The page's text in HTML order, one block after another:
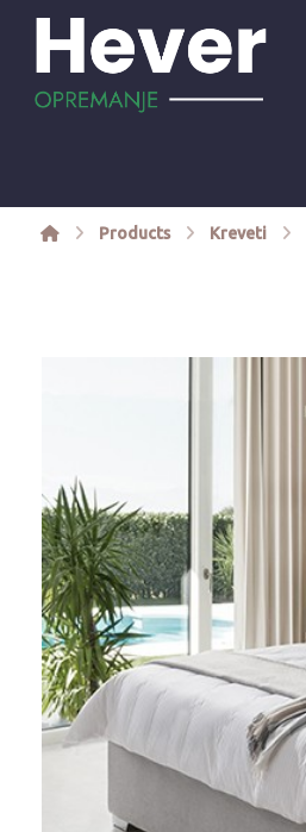
Products Kreveti